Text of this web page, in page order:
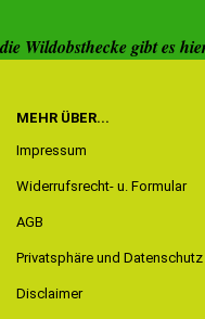
die Wildobsthecke gibt es
MEHR ÜBER...
Impressum
Widerrufsrecht- u. Formular
AGB
Privatsphäre und Datenschutz
Disclaimer